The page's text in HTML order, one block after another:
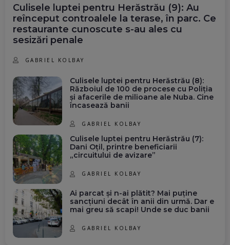
Culisele luptei pentru Herăstrău (9): Au
reînceput controalele la terase, în parc. Ce
restaurante cunoscute s-au ales cu
sesizări penale
GABRIEL KOLBAY
Culisele luptei pentru Herăstrău (8):
Războiul de 100 de procese cu Poliția
și afacerile de milioane ale Nuba. Cine
încasează banii
GABRIEL KOLBAY
Culisele luptei pentru Herăstrău (7):
Dani Oțil, printre beneficiarii
„circuitului de avizare”
GABRIEL KOLBAY
Ai parcat și n-ai plătit? Mai puține
sancțiuni decât în anii din urmă. Dar e
mai greu să scapi! Unde se duc banii
GABRIEL KOLBAY